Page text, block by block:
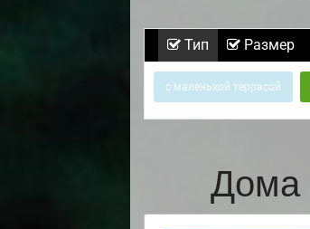
Тип Размер
с маленькой террасой
Дома